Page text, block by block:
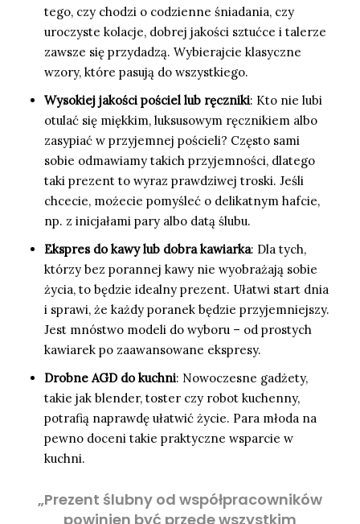
tego, czy chodzi o codzienne śniadania, czy
uroczyste kolacje, dobrej jakości sztućce i talerze
zawsze się przydadzą. Wybierajcie klasyczne
wzory, które pasują do wszystkiego.
Wysokiej jakości pościel lub ręczniki: Kto nie lubi
otulać się miękkim, luksusowym ręcznikiem albo
zasypiać w przyjemnej pościeli? Często sami
sobie odmawiamy takich przyjemności, dlatego
taki prezent to wyraz prawdziwej troski. Jeśli
chcecie, możecie pomyśleć o delikatnym hafcie,
np. z inicjałami pary albo datą ślubu.
Ekspres do kawy lub dobra kawiarka: Dla tych,
którzy bez porannej kawy nie wyobrażają sobie
życia, to będzie idealny prezent. Ułatwi start dnia
i sprawi, że każdy poranek będzie przyjemniejszy.
Jest mnóstwo modeli do wyboru – od prostych
kawiarek po zaawansowane ekspresy.
Drobne AGD do kuchni: Nowoczesne gadżety,
takie jak blender, toster czy robot kuchenny,
potrafią naprawdę ułatwić życie. Para młoda na
pewno doceni takie praktyczne wsparcie w
kuchni.
„Prezent ślubny od współpracowników
powinien być przede wszystkim